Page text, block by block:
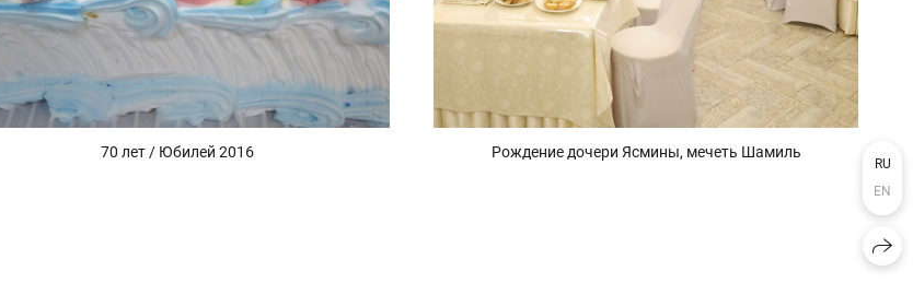
70 лет / Юбилей 2016 Рождение дочери Ясмины, мечеть Шамиль
RU
EN